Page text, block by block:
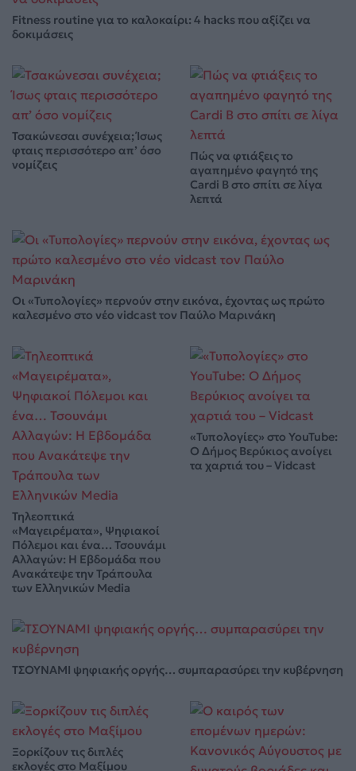
Fitness routine για το καλοκαίρι: 4 hacks που αξίζει να
δοκιμάσεις
Τσακώνεσαι συνέχεια; Ίσως
φταις περισσότερο απ’ όσο
νομίζεις
Πώς να φτιάξεις το
αγαπημένο φαγητό της
Cardi B στο σπίτι σε λίγα
λεπτά
Οι «Τυπολογίες» περνούν στην εικόνα, έχοντας ως πρώτο
καλεσμένο στο νέο vidcast τον Παύλο Μαρινάκη
Τηλεοπτικά
«Μαγειρέματα», Ψηφιακοί
Πόλεμοι και ένα… Τσουνάμι
Αλλαγών: Η Εβδομάδα που
Ανακάτεψε την Τράπουλα
των Ελληνικών Media
«Τυπολογίες» στο YouTube:
Ο Δήμος Βερύκιος ανοίγει
τα χαρτιά του – Vidcast
ΤΣΟΥΝΑΜΙ ψηφιακής οργής… συμπαρασύρει την κυβέρνηση
Ξορκίζουν τις διπλές
εκλογές στο Μαξίμου